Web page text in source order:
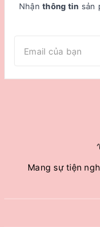
Nhậnthông tin sản
Mang sự tiện